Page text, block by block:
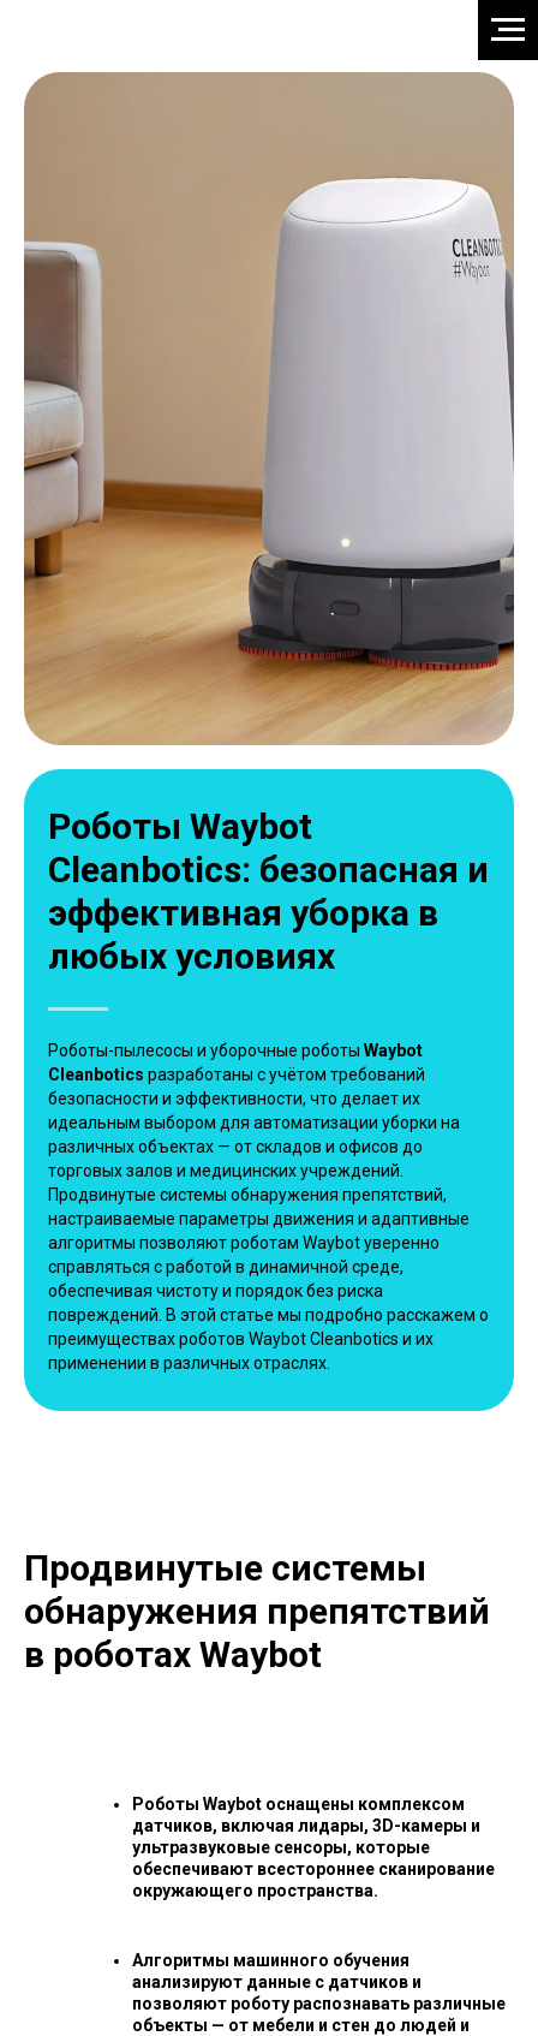
Роботы Waybot
Cleanbotics: безопасная и
эффективная уборка в
любых условиях
Роботы-пылесосы и уборочные роботы Waybot
Cleanbotics разработаны с учётом требований
безопасности и эффективности, что делает их
идеальным выбором для автоматизации уборки на
различных объектах — от складов и офисов до
торговых залов и медицинских учреждений.
Продвинутые системы обнаружения препятствий,
настраиваемые параметры движения и адаптивные
алгоритмы позволяют роботам Waybot уверенно
справляться с работой в динамичной среде,
обеспечивая чистоту и порядок без риска
повреждений. В этой статье мы подробно расскажем о
преимуществах роботов Waybot Cleanbotics и их
применении в различных отраслях.
Продвинутые системы
обнаружения препятствий
в роботах Waybot
Роботы Waybot оснащены комплексом
датчиков, включая лидары, 3D-камеры и
ультразвуковые сенсоры, которые
обеспечивают всестороннее сканирование
окружающего пространства.
Алгоритмы машинного обучения
анализируют данные с датчиков и
позволяют роботу распознавать различные
объекты — от мебели и стен до людей и